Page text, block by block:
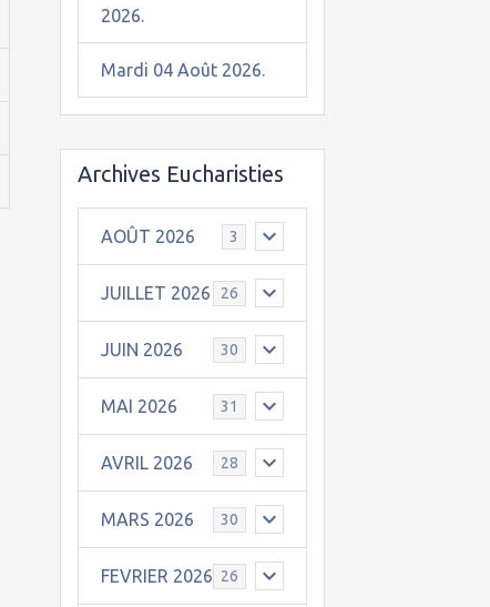
2026.
Mardi 04 Août 2026.
Archives Eucharisties
AOÛT 2026 3
JUILLET 2026 26
JUIN 2026 30
MAI 2026 31
AVRIL 2026 28
MARS 2026 30
FEVRIER 2026 26